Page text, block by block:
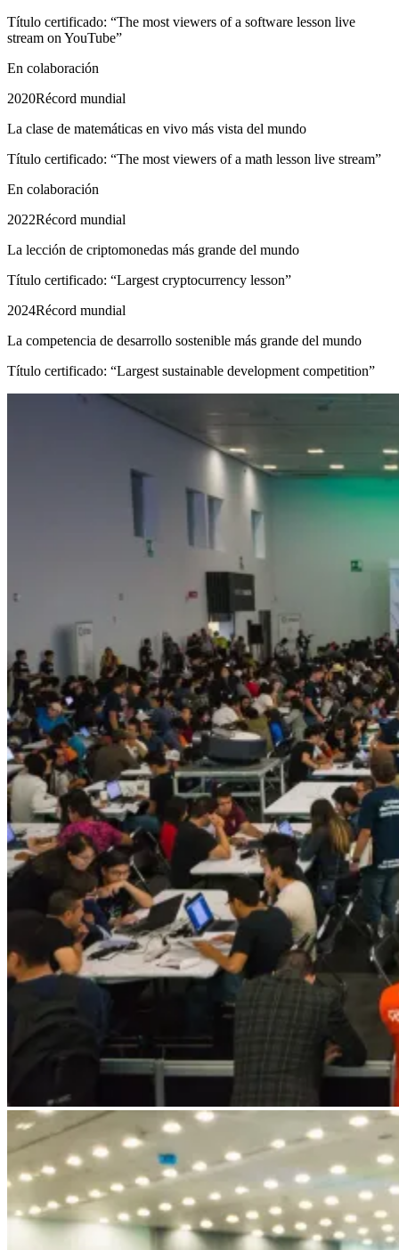
Título certificado: “The most viewers of a software lesson live
stream on YouTube”
En colaboración
2020Récord mundial
La clase de matemáticas en vivo más vista del mundo
Título certificado: “The most viewers of a math lesson live stream”
En colaboración
2022Récord mundial
La lección de criptomonedas más grande del mundo
Título certificado: “Largest cryptocurrency lesson”
2024Récord mundial
La competencia de desarrollo sostenible más grande del mundo
Título certificado: “Largest sustainable development competition”